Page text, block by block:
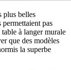
plus belles
permettaient pas
table à langer murale
que des modèles
la superbe